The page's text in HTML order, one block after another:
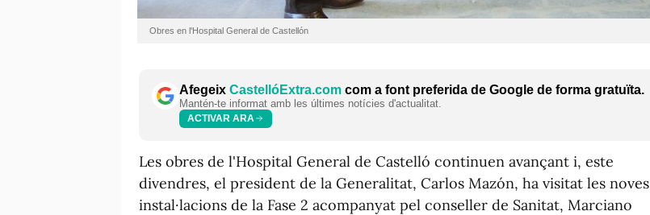
Obres en l'Hospital General de Castellón
Afegeix CastellóExtra.com com a font preferida de Google de forma gratuïta.
Mantén-te informat amb les últimes notícies d'actualitat.
ACTIVAR ARA
Les obres de l'Hospital General de Castelló continuen avançant i, este
divendres, el president de la Generalitat, Carlos Mazón, ha visitat les noves
instal·lacions de la Fase 2 acompanyat pel conseller de Sanitat, Marciano